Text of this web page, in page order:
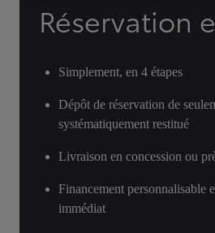
Réservation
Simplement, en 4 étapes
Dépôt de réservation de
systématiquement restitué
Livraison en concession ou
Financement personnalisable
immédiat